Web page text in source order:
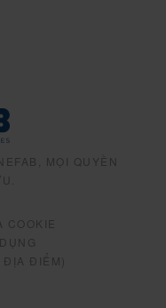
MỌI QUYỀN
COOKIE
ĐỊA ĐIỂM)